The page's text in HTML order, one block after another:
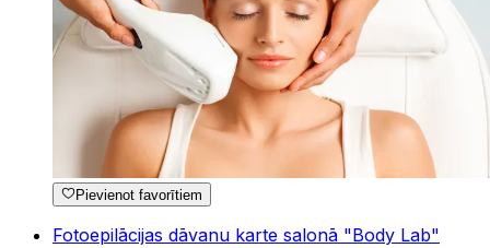
Pievienot favorītiem
Fotoepilācijas dāvanu karte salonā "Body Lab"